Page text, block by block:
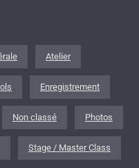
Atelier
Enregistrement
Non classé Photos
Stage / Master Class